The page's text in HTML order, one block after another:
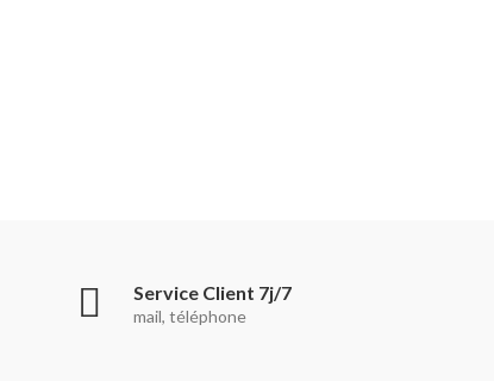
Service Client 7j/7
mail, téléphone